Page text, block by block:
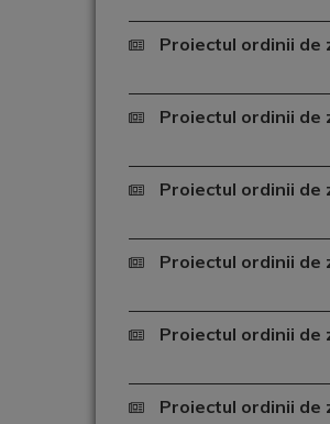
Proiectul ordinii de
Proiectul ordinii de
Proiectul ordinii de
Proiectul ordinii de
Proiectul ordinii de
Proiectul ordinii de